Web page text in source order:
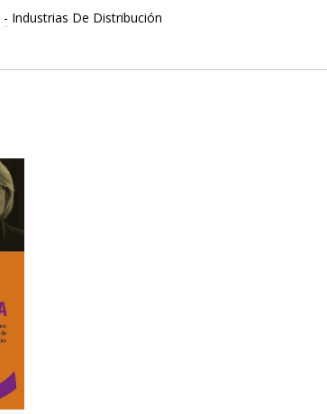
- Industrias De Distribución